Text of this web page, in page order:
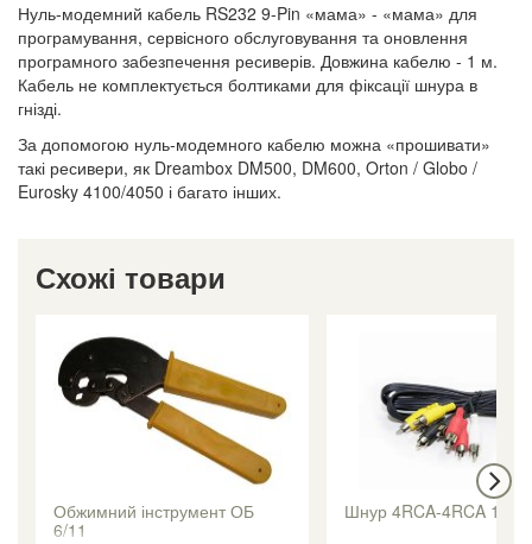
Нуль-модемний кабель RS232 9-Pin «мама» - «мама» для
програмування, сервісного обслуговування та оновлення
програмного забезпечення ресиверів. Довжина кабелю - 1 м.
Кабель не комплектується болтиками для фіксації шнура в
гнізді.
За допомогою нуль-модемного кабелю можна «прошивати»
такі ресивери, як Dreambox DM500, DM600, Orton / Globo /
Eurosky 4100/4050 і багато інших.
Схожі товари
Обжимний інструмент ОБ
6/11
Шнур 4RCA-4RCA 1.2m